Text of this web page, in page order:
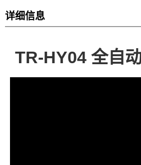
详细信息
TR-HY04 全自